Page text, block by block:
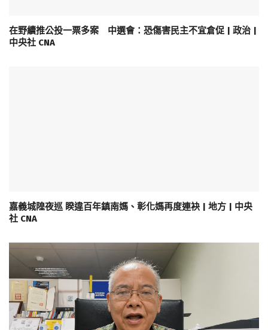
在野續推公投一票多案 中選會：恐傷害民主不宜倉促 | 政治 |
中央社 CNA
嘉義城隍夜巡 睽違百年鎮南媽、彰化媽再度連袂 | 地方 | 中央
社 CNA